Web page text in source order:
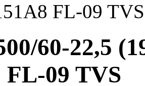
FL-09 TVS
60-22,5
FL-09 TVS